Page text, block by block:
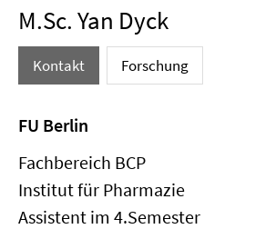
M.Sc. Yan Dyck
Kontakt Forschung
FU Berlin
Fachbereich BCP
Institut für Pharmazie
Assistent im 4.Semester